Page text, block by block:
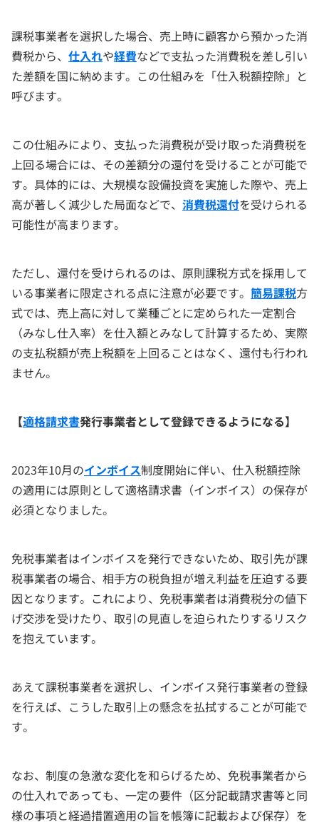
課税事業者を選択した場合、売上時に顧客から預かった消
費税から、 仕入れや経費などで支払った消費税を差し引い
た差額を国に納めます。この仕組みを「仕入税額控除」と
呼びます。
この仕組みにより、支払った消費税が受け取った消費税を
上回る場合には、その差額分の還付を受けることが可能で
す。具体的には、大規模な設備投資を実施した際や、売上
高が著しく減少した局面などで、 消費税還付を受けられる
可能性が高まります。
ただし、還付を受けられるのは、原則課税方式を採用して
いる事業者に限定される点に注意が必要です。 簡易課税方
式では、売上高に対して業種ごとに定められた一定割合
（みなし仕入率）を仕入額とみなして計算するため、実際
の支払税額が売上税額を上回ることはなく、還付も行われ
ません。
【適格請求書発行事業者として登録できるようになる】
2023年10月のインボイス制度開始に伴い、仕入税額控除
の適用には原則として適格請求書（インボイス）の保存が
必須となりました。
免税事業者はインボイスを発行できないため、取引先が課
税事業者の場合、相手方の税負担が増え利益を圧迫する要
因となります。これにより、免税事業者は消費税分の値下
げ交渉を受けたり、取引の見直しを迫られたりするリスク
を抱えています。
あえて課税事業者を選択し、インボイス発行事業者の登録
を行えば、こうした取引上の懸念を払拭することが可能で
す。
なお、制度の急激な変化を和らげるため、免税事業者から
の仕入れであっても、一定の要件（区分記載請求書等と同
様の事項と経過措置適用の旨を帳簿に記載および保存）を